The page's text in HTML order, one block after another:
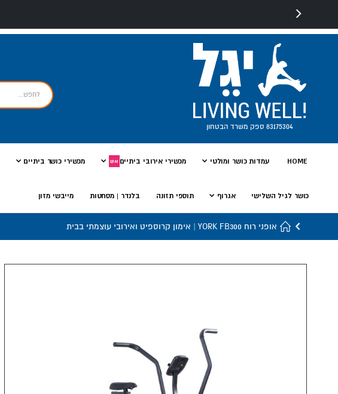
83175304 ספק משרד הבטחון
HOME עמדות כושר ומולטי מכשירי אירובי ביתיים אש מכשירי כושר ביתיים
כושר לגיל השלישי אגרוף תוספי תזונה בלנדר | מסחטות מייבשי מזון
אופני רוח YORK FB300 | אימון קרוספיט ואירובי עוצמתי בבית